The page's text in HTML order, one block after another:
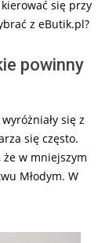
się przy
z eButik.pl?
powinny
się z
się często.
że w mniejszym
Młodym. W